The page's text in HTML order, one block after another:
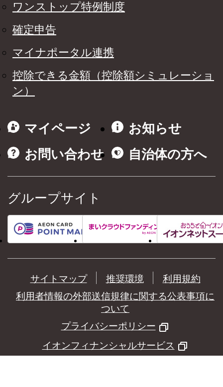
ワンストップ特例制度
確定申告
マイナポータル連携
控除できる金額（控除額シミュレーショ
ン）
マイページ
お知らせ
お問い合わせ
自治体の方へ
グループサイト
サイトマップ 推奨環境
利用規約
利用者情報の外部送信規律に関する公表事項に
ついて
プライバシーポリシー
イオンフィナンシャルサービス